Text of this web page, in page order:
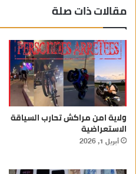
مقالات ذات صلة
ولاية امن مراكش تحارب السياقة
الاستعراضية
أبريل 1, 2026